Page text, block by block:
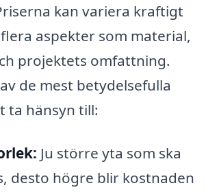
kan variera kraftigt
aspekter som material,
projektets omfattning.
de mest betydelsefulla
ta hänsyn till:
Ju större yta som ska
desto högre blir kostnaden